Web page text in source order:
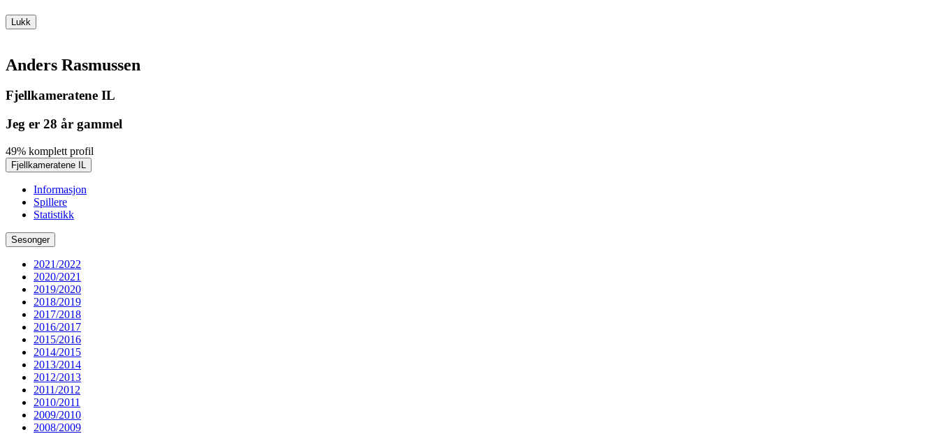
Lukk
Anders Rasmussen
Fjellkameratene IL
Jeg er 28 år gammel
49% komplett profil
Fjellkameratene IL
Informasjon
Spillere
Statistikk
Sesonger
2021/2022
2020/2021
2019/2020
2018/2019
2017/2018
2016/2017
2015/2016
2014/2015
2013/2014
2012/2013
2011/2012
2010/2011
2009/2010
2008/2009